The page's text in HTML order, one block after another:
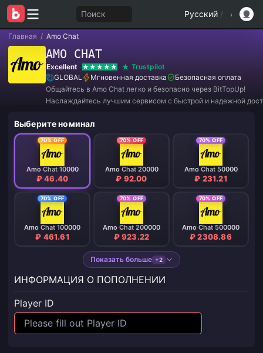
Поиск Русский /
Главная / Amo Chat
AMO CHAT
Excellent
Trustpilot
GLOBAL
Мгновенная доставка
Безопасная оплата
Общайтесь в Amo Chat легко и безопасно через BitTopUp!
Наслаждайтесь лучшим сервисом с быстрой и надежной
предложения и потрясающие скидки! ✨
Выберите номинал
70% OFF
Amo Chat 10000
₽ 46.40
70% OFF
Amo Chat 20000
₽ 92.00
70% OFF
Amo Chat 50000
₽ 231.21
70% OFF
Amo Chat 100000
₽ 461.61
70% OFF
Amo Chat 200000
₽ 923.22
70% OFF
Amo Chat 500000
₽ 2308.86
Показать больше +2
ИНФОРМАЦИЯ О ПОПОЛНЕНИИ
Player ID